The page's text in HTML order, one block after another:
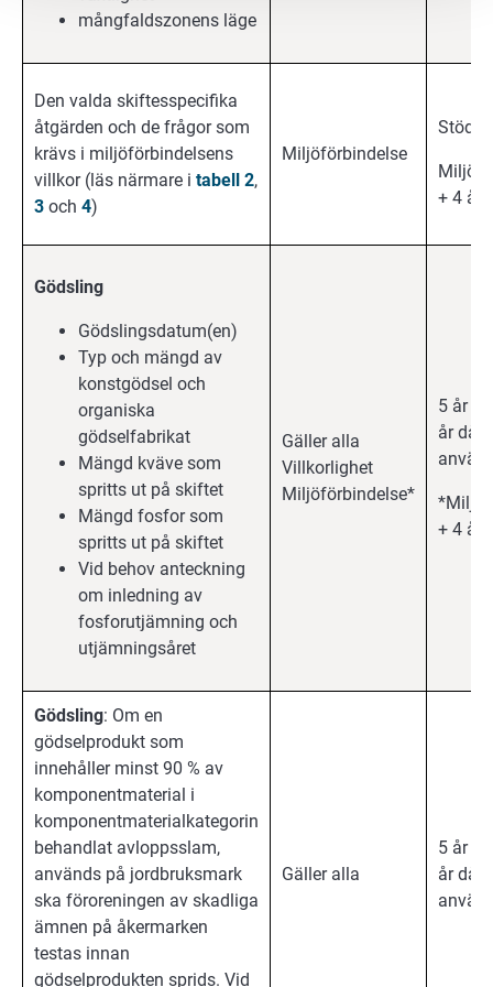
mångfaldszonens läge
Den valda skiftesspecifika
åtgärden och de frågor som
krävs i miljöförbindelsens
villkor (läs närmare i tabell 2,
3 och 4)
Miljöförbindelse
+ 4 år
Gödsling
Gödslingsdatum(en)
Typ och mängd av
konstgödsel och
organiska
gödselfabrikat
Mängd kväve som
spritts ut på skiftet
Mängd fosfor som
spritts ut på skiftet
Vid behov anteckning
om inledning av
fosforutjämning och
utjämningsåret
Gäller alla
Villkorlighet
Miljöförbindelse*
5 år
år då
+ 4 år
Gödsling: Om en
gödselprodukt som
innehåller minst 90 % av
komponentmaterial i
komponentmaterialkategorin
behandlat avloppsslam,
används på jordbruksmark
ska föroreningen av skadliga
ämnen på åkermarken
testas innan
gödselprodukten sprids. Vid
Gäller alla
5 år
år då